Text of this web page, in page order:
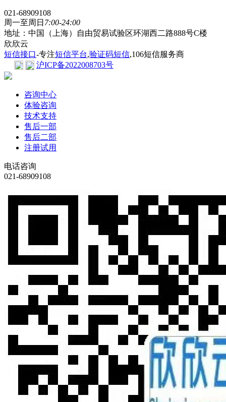
021-68909108
周一至周日 7:00-24:00
地址：中国（上海）自由贸易试验区环湖西二路888号C楼
欣欣云
短信接口-专注短信平台,验证码短信,106短信服务商
沪ICP备2022008703号
咨询中心
体验咨询
技术支持
售后一部
售后二部
注册试用
电话咨询
021-68909108